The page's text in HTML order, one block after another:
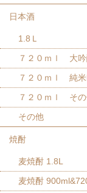
日本酒
1.8Ｌ
７２０ｍｌ 大吟
７２０ｍｌ 純米
７２０ｍｌ そ
その他
焼酎
麦焼酎 1.8L
麦焼酎